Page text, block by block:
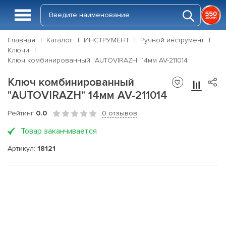
Главная Каталог ИНСТРУМЕНТ
Ручной инструмент
Ключи
Ключ комбинированный "AUTOVIRAZH" 14мм AV-211014
Ключ комбинированный
"AUTOVIRAZH" 14мм AV-211014
Рейтинг 0.0 0 отзывов
Товар заканчивается
Артикул: 18121